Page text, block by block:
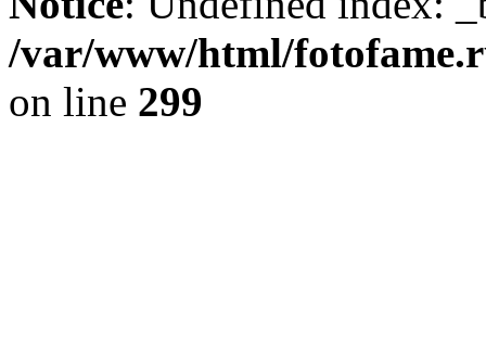
/var/www/html/
on line 299